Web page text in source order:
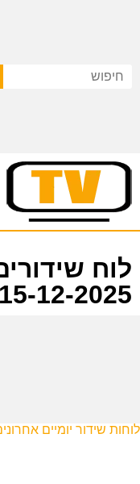
לוח
15-12-2025
לוחות שידור יומיים